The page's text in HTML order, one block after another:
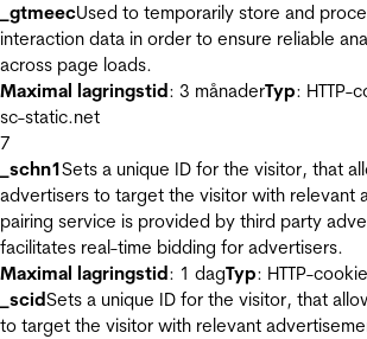
_gtmeecUsed to temporarily store and
interaction data in order to ensure reliable
across page loads.
Maximal lagringstid: 3 månaderTyp: HTTP-
sc-static.net
7
_schn1Sets a unique ID for the visitor, that
advertisers to target the visitor with relevant
pairing service is provided by third party
facilitates real-time bidding for advertisers.
Maximal lagringstid: 1 dagTyp: HTTP-cookie
_scidSets a unique ID for the visitor, that
to target the visitor with relevant